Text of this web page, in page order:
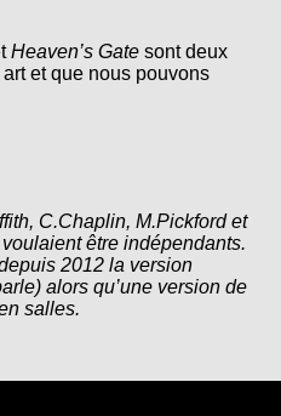
Heaven’s Gate sont deux
et que nous pouvons
C.Chaplin, M.Pickford et
être indépendants.
2012 la version
alors qu’une version de
salles.